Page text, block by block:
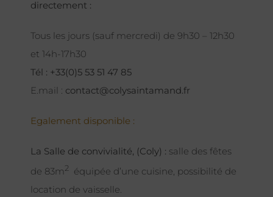
directement :
Tous les jours (sauf mercredi) de 9h30 – 12h30
et 14h-17h30
Tél : +33(0)5 53 51 47 85
E.mail : contact@colysaintamand.fr
Egalement disponible :
La Salle de convivialité, (Coly) : salle des fêtes
de 83m2 équipée d’une cuisine, possibilité de
location de vaisselle.